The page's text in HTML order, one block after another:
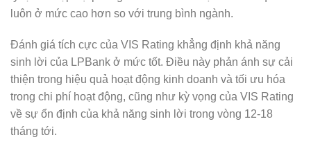
luôn ở mức cao hơn so với trung bình ngành.
Đánh giá tích cực của VIS Rating khẳng định khả năng
sinh lời của LPBank ở mức tốt. Điều này phản ánh sự cải
thiện trong hiệu quả hoạt động kinh doanh và tối ưu hóa
trong chi phí hoạt động, cũng như kỳ vọng của VIS Rating
về sự ổn định của khả năng sinh lời trong vòng 12-18
tháng tới.